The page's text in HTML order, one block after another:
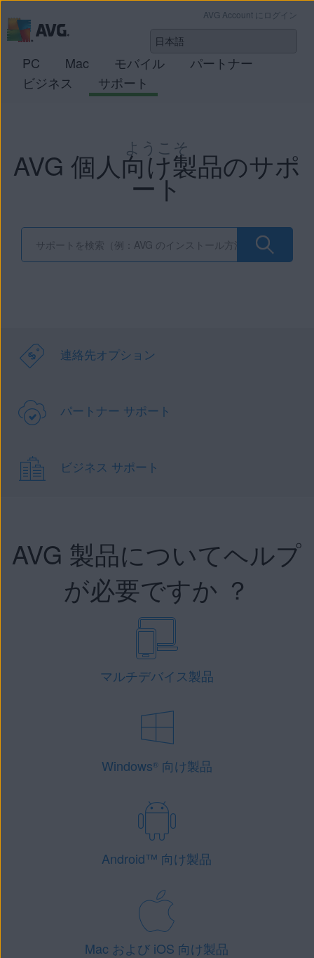
AVG Account にログイン
PC Mac モバイル
パートナー
ビジネス
サポート
ようこそ
AVG 個人向け製品のサポ
ート
連絡先オプション
パートナー サポート
ビジネス サポート
AVG 製品についてヘルプ
が必要ですか ？
マルチデバイス製品
Windows®向け製品
Android™ 向け製品
Mac および iOS 向け製品